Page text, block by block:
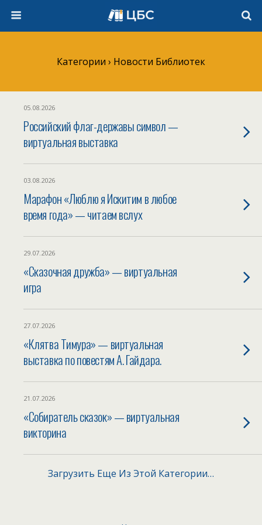
Категории › Новости Библиотек
05.08.2026
Российский флаг-державы символ —
виртуальная выставка
03.08.2026
Марафон «Люблю я Искитим в любое
время года» — читаем вслух
29.07.2026
«Сказочная дружба» — виртуальная
игра
27.07.2026
«Клятва Тимура» — виртуальная
выставка по повестям А. Гайдара.
21.07.2026
«Собиратель сказок» — виртуальная
викторина
Загрузить Еще Из Этой Категории…